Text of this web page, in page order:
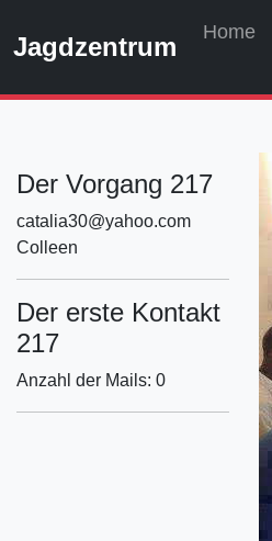
Jagdzentrum Home
Der Vorgang 217
catalia30@yahoo.com
Colleen
Der erste Kontakt
217
Anzahl der Mails: 0